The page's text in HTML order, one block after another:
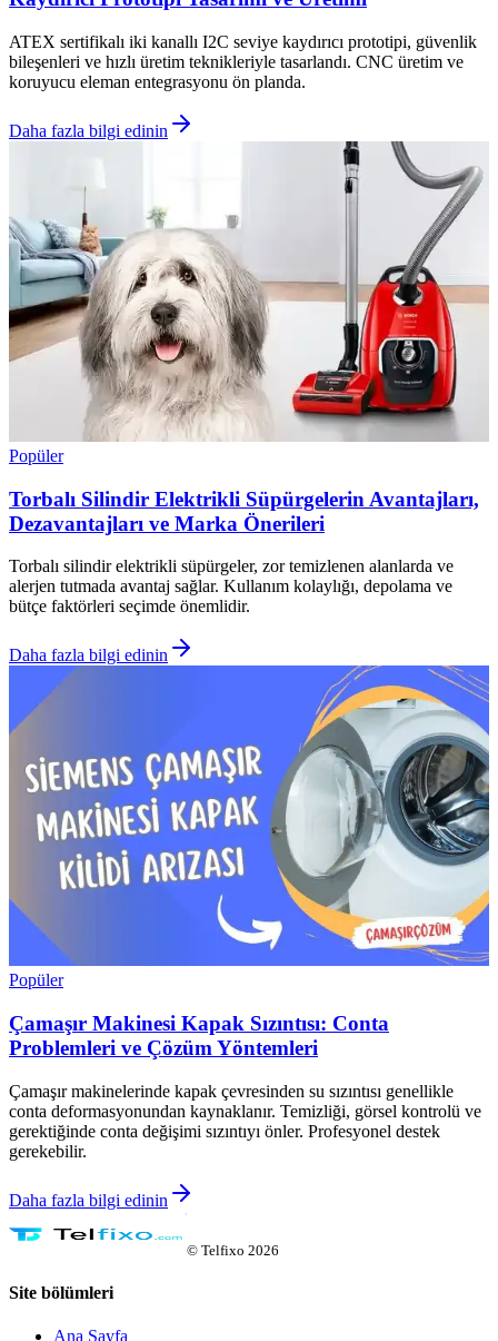
ATEX sertifikalı iki kanallı I2C seviye kaydırıcı prototipi, güvenlik
bileşenleri ve hızlı üretim teknikleriyle tasarlandı. CNC üretim ve
koruyucu eleman entegrasyonu ön planda.
Daha fazla bilgi edinin
Popüler
Torbalı Silindir Elektrikli Süpürgelerin Avantajları,
Dezavantajları ve Marka Önerileri
Torbalı silindir elektrikli süpürgeler, zor temizlenen alanlarda ve
alerjen tutmada avantaj sağlar. Kullanım kolaylığı, depolama ve
bütçe faktörleri seçimde önemlidir.
Daha fazla bilgi edinin
Popüler
Çamaşır Makinesi Kapak Sızıntısı: Conta
Problemleri ve Çözüm Yöntemleri
Çamaşır makinelerinde kapak çevresinden su sızıntısı genellikle
conta deformasyonundan kaynaklanır. Temizliği, görsel kontrolü ve
gerektiğinde conta değişimi sızıntıyı önler. Profesyonel destek
gerekebilir.
Daha fazla bilgi edinin
© Telfixo 2026
Site bölümleri
Ana Sayfa